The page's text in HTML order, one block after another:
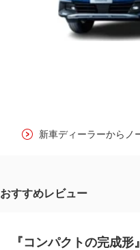
新車ディーラーからノ
おすすめレビュー
『コンパクトの完成形